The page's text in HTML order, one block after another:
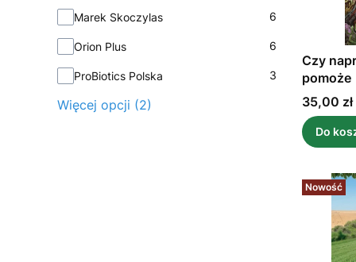
Marek Skoczylas 6
Orion Plus 6
ProBiotics Polska 3
Więcej opcji (2)
Czy
pomoże
Cena
35,00 zł
Do
Nowość